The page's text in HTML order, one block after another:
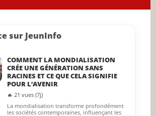
the
sur JeunInfo
COMMENT LA MONDIALISATION
CRÉE UNE GÉNÉRATION SANS
RACINES ET CE QUE CELA SIGNIFIE
POUR L’AVENIR
🔥 21 vues (7j)
La mondialisation transforme profondément
les sociétés contemporaines, influençant les